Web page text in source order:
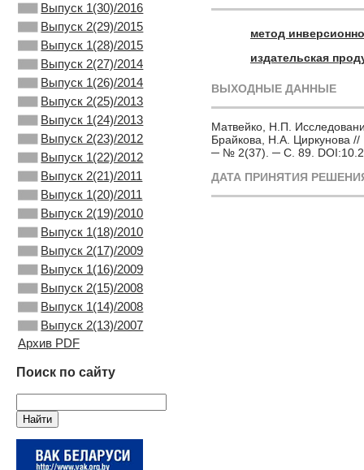
Выпуск 1(30)/2016
Выпуск 2(29)/2015
Выпуск 1(28)/2015
Выпуск 2(27)/2014
Выпуск 1(26)/2014
Выпуск 2(25)/2013
Выпуск 1(24)/2013
Выпуск 2(23)/2012
Выпуск 1(22)/2012
Выпуск 2(21)/2011
Выпуск 1(20)/2011
Выпуск 2(19)/2010
Выпуск 1(18)/2010
Выпуск 2(17)/2009
Выпуск 1(16)/2009
Выпуск 2(15)/2008
Выпуск 1(14)/2008
Выпуск 2(13)/2007
Архив PDF
Поиск по сайту
метод
издательская
ВЫХОДНЫЕ ДАННЫЕ
Матвейко, Н.П.
Брайкова, Н.А. Циркунова //
─ № 2(37). ─ С. 89.
ДАТА ПРИНЯТИЯ